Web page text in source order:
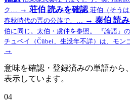
ク… → 荘伯 読みを確認 荘伯（そう
春秋時代の晋の公族で、… → 泰伯 読
伯に同じ。太伯・虞仲を参照。 『論語』
チュベイ（Čübei、生没年不詳）は、モ
→
意味を確認・登録済みの単語から
表示しています。
04